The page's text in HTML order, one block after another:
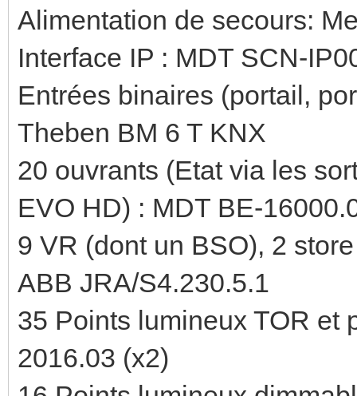
Alimentation de secours:
Interface IP : MDT SCN-
Entrées binaires (portail,
Theben BM 6 T KNX
20 ouvrants (Etat via les
EVO HD) : MDT BE-
9 VR (dont un BSO), 2
ABB JRA/S4.230.5.1
35 Points lumineux TOR et
2016.03 (x2)